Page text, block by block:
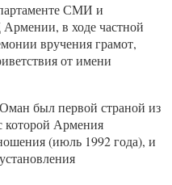
СМИ и
в ходе частной
вручения грамот,
от имени
был первой страной из
которой Армения
(июль 1992 года), и